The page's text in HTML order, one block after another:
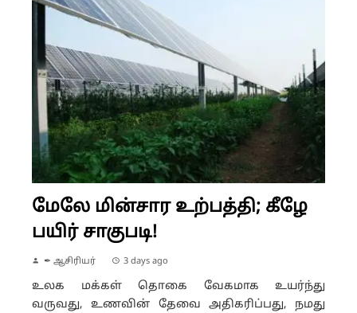
மேலே மின்சார உற்பத்தி; கீழே
பயிர் சாகுபடி!
✒ ஆசிரியர் 3 days ago
உலக மக்கள் தொகை வேகமாக உயர்ந்து
வருவது, உணவின் தேவை அதிகரிப்பது, நமது